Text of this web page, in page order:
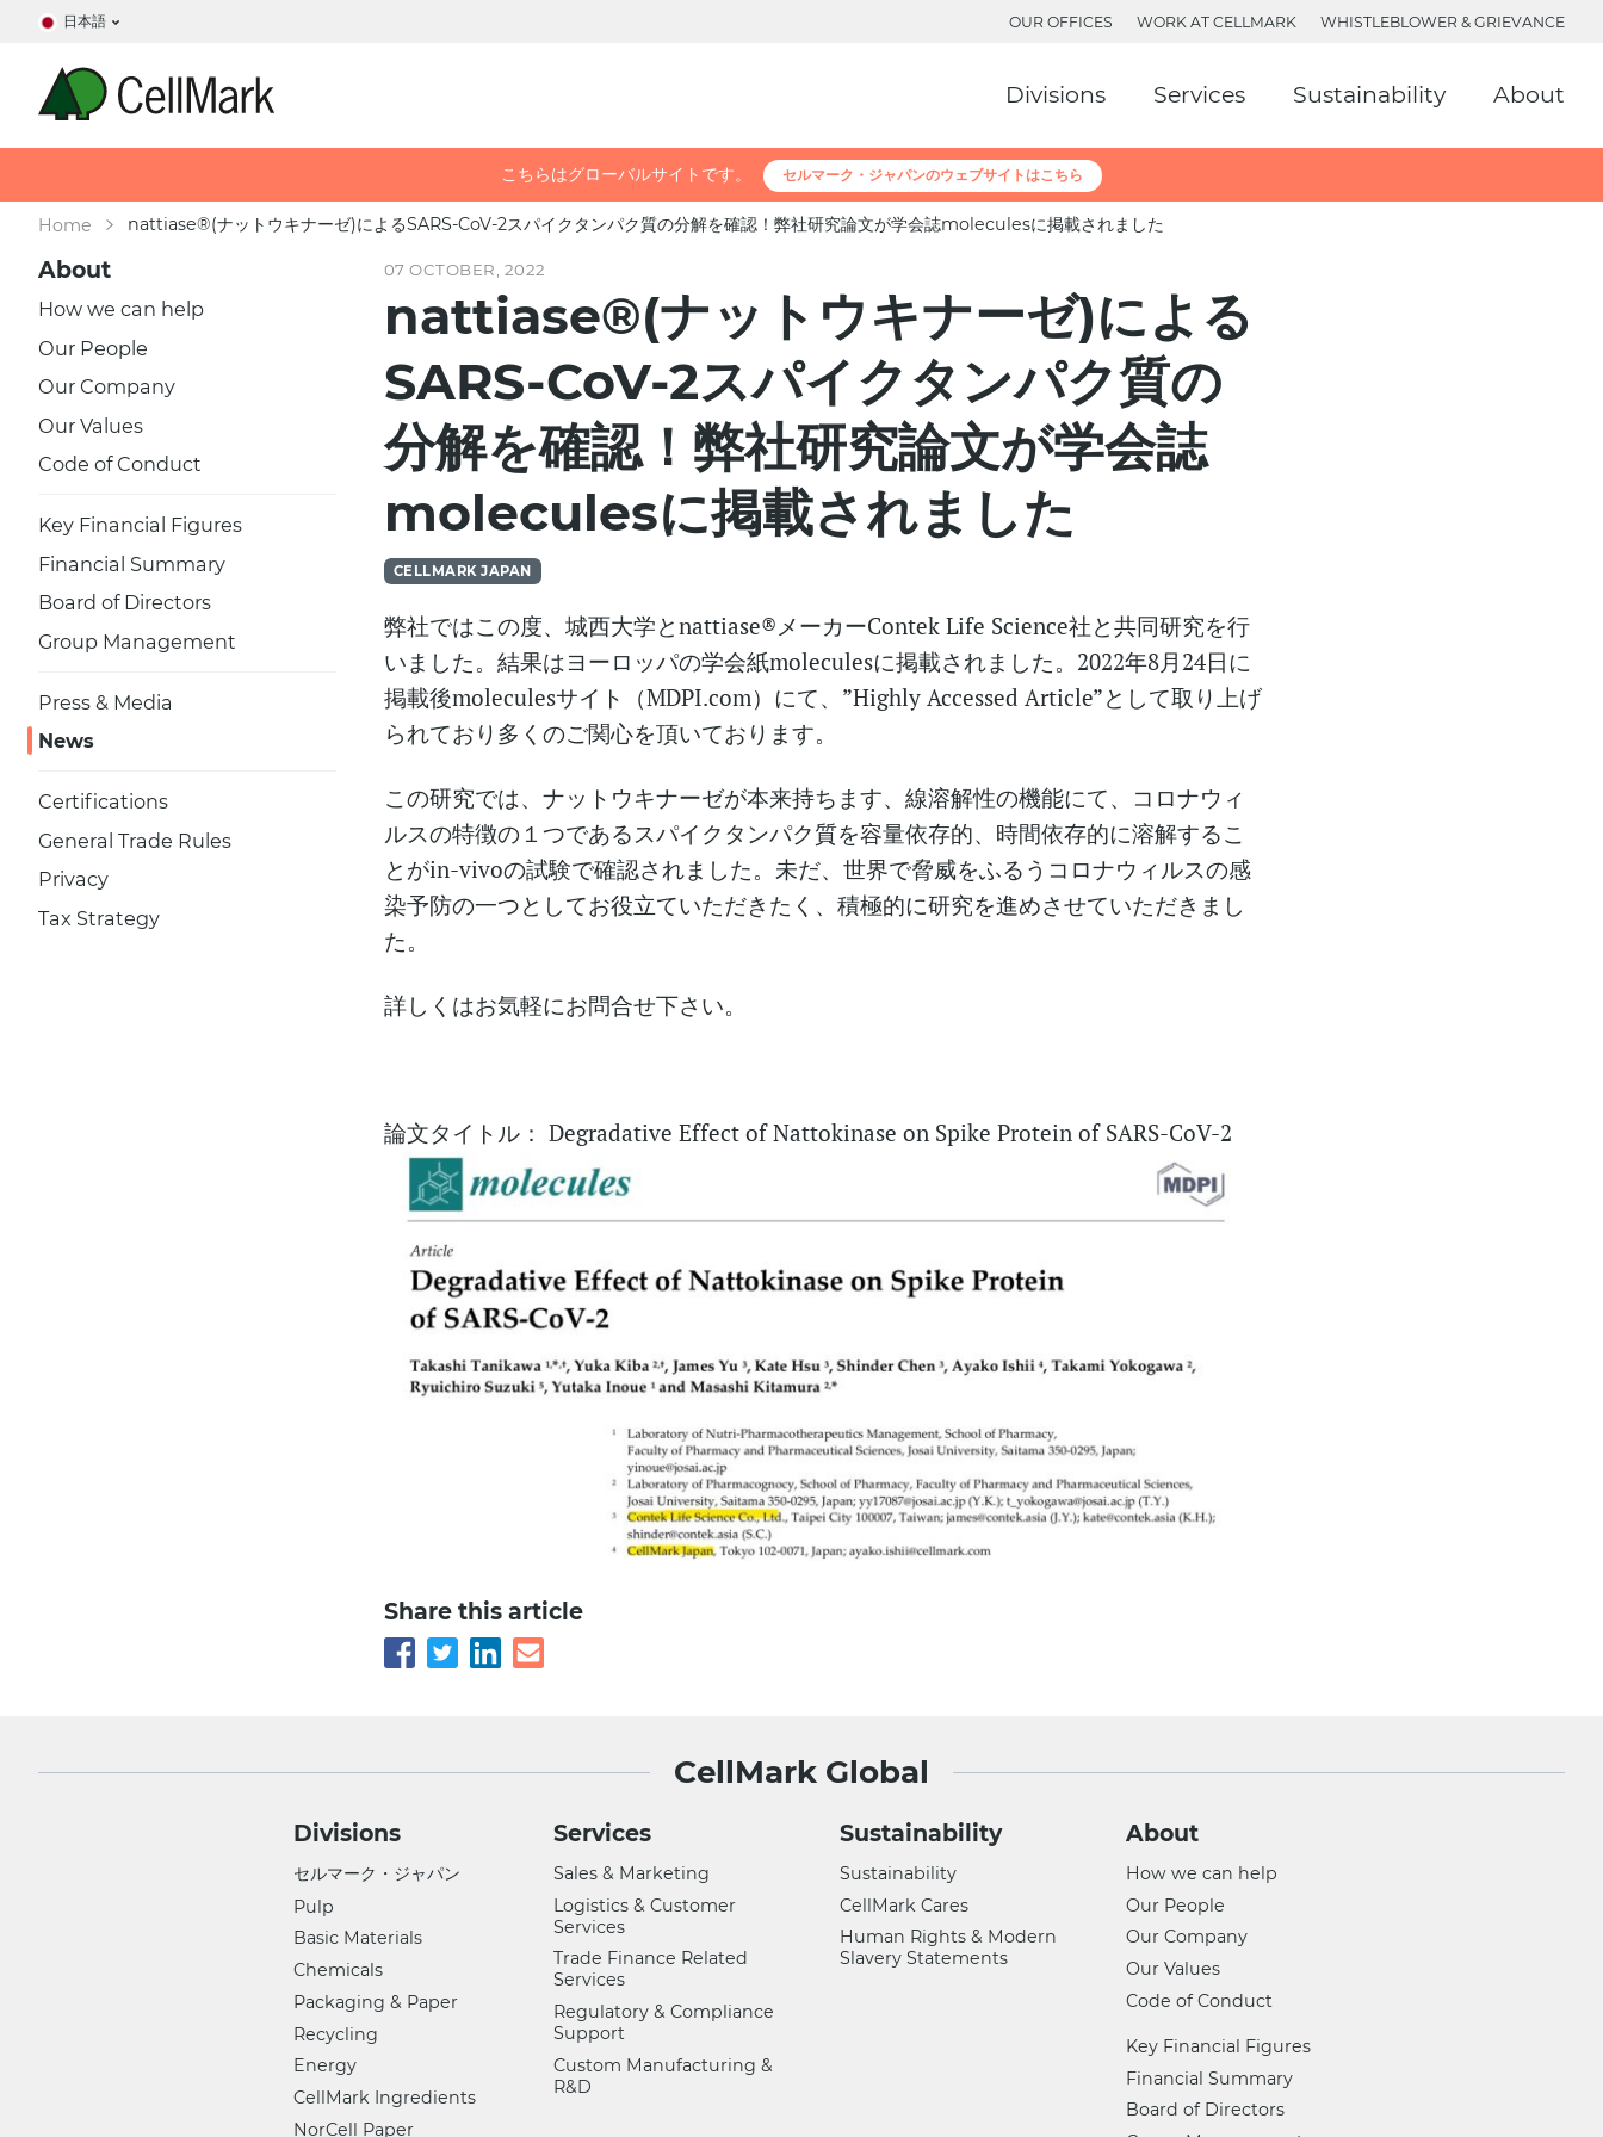
日本語 OUR OFFICES WORK AT CELLMARK WHISTLEBLOWER & GRIEVANCE
Divisions Services Sustainability About
こちらはグローバルサイトです。 セルマーク・ジャパンのウェブサイトはこちら
Home nattiase®(ナットウキナーゼ)によるSARS-CoV-2スパイクタンパク質の分解を確認！弊社研究論文が学会誌moleculesに掲載されました
About
How we can help
Our People
Our Company
Our Values
Code of Conduct
Key Financial Figures
Financial Summary
Board of Directors
Group Management
Press & Media
News
Certifications
General Trade Rules
Privacy
Tax Strategy
07 OCTOBER, 2022
nattiase®(ナットウキナーゼ)による
SARS-CoV-2スパイクタンパク質の
分解を確認！弊社研究論文が学会誌
moleculesに掲載されました
CELLMARK JAPAN
弊社ではこの度、城西大学とnattiase®メーカーContek Life Science社と共同研究を行
いました。結果はヨーロッパの学会紙moleculesに掲載されました。2022年8月24日に
掲載後moleculesサイト（MDPI.com）にて、”Highly Accessed Article”として取り上げ
られており多くのご関心を頂いております。
この研究では、ナットウキナーゼが本来持ちます、線溶解性の機能にて、コロナウィ
ルスの特徴の１つであるスパイクタンパク質を容量依存的、時間依存的に溶解するこ
とがin-vivoの試験で確認されました。未だ、世界で脅威をふるうコロナウィルスの感
染予防の一つとしてお役立ていただきたく、積極的に研究を進めさせていただきまし
た。
詳しくはお気軽にお問合せ下さい。
論文タイトル： Degradative Effect of Nattokinase on Spike Protein of SARS-CoV-2
Share this article
CellMark Global
Divisions
セルマーク・ジャパン
Pulp
Basic Materials
Chemicals
Packaging & Paper
Recycling
Energy
CellMark Ingredients
NorCell Paper
Services
Sales & Marketing
Logistics & Customer
Services
Trade Finance Related
Services
Regulatory & Compliance
Support
Custom Manufacturing &
R&D
Sustainability
Sustainability
CellMark Cares
Human Rights & Modern
Slavery Statements
About
How we can help
Our People
Our Company
Our Values
Code of Conduct
Key Financial Figures
Financial Summary
Board of Directors